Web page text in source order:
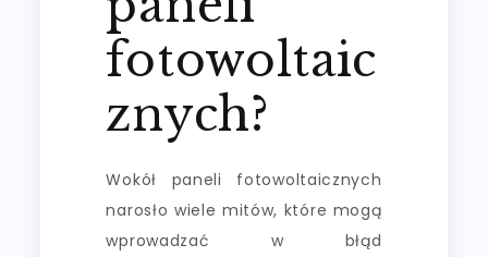
fotowoltaic
znych?
Wokół paneli fotowoltaicznych
narosło wiele mitów, które mogą
wprowadzać w błąd